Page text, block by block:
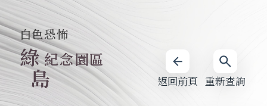
重新查詢
返回前頁
白色恐怖
綠
島
紀念園區